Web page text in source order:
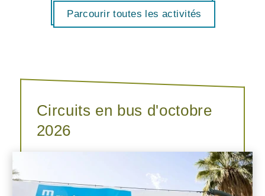
Parcourir toutes les activités
Circuits en bus d'octobre
2026